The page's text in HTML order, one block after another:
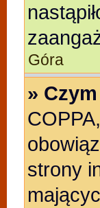
Góra
»
strony